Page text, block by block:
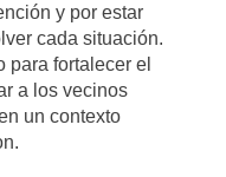
y por estar
cada situación.
para fortalecer el
a los vecinos
un contexto